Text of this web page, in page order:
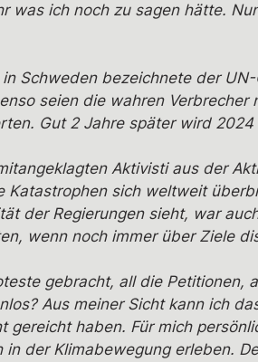
was ich noch zu sagen hätte.
Schweden bezeichnete der
seien die wahren
Gut 2 Jahre später wird
Aktivisti aus der
Katastrophen sich weltweit
der Regierungen sieht, war
wenn noch immer über Ziele
gebracht, all die
Aus meiner Sicht kann ich
gereicht haben. Für mich
in der Klimabewegung erleben.